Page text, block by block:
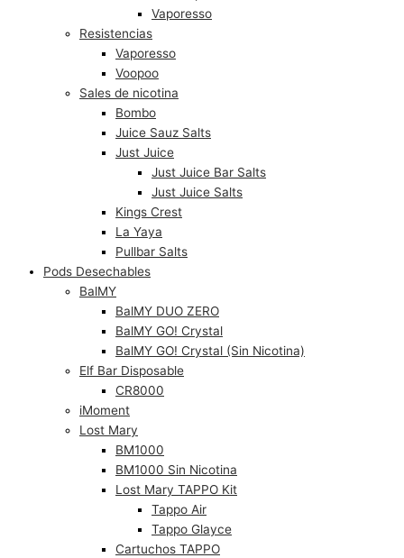
Vaporesso
Resistencias
Vaporesso
Voopoo
Sales de nicotina
Bombo
Juice Sauz Salts
Just Juice
Just Juice Bar Salts
Just Juice Salts
Kings Crest
La Yaya
Pullbar Salts
Pods Desechables
BalMY
BalMY DUO ZERO
BalMY GO! Crystal
BalMY GO! Crystal (Sin Nicotina)
Elf Bar Disposable
CR8000
iMoment
Lost Mary
BM1000
BM1000 Sin Nicotina
Lost Mary TAPPO Kit
Tappo Air
Tappo Glayce
Cartuchos TAPPO